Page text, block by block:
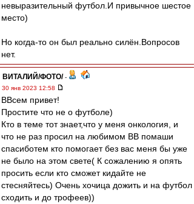
невыразительный футбол.И привычное шестое
место)
Но когда-то он был реально силён.Вопросов
нет.
ВИТАЛИЙ/ФОТО/ -
30 янв 2023 12:58
ВВсем привет!
Простите что не о футболе)
Кто в теме тот знает,что у меня онкология, и
что не раз просил на любимом ВВ помаши
спасиботем кто помогает без вас меня бы уже
не было на этом свете( К сожалению я опять
просить если кто сможет кидайте не
стесняйтесь) Очень хочица дожить и на футбол
сходить и до трофеев))